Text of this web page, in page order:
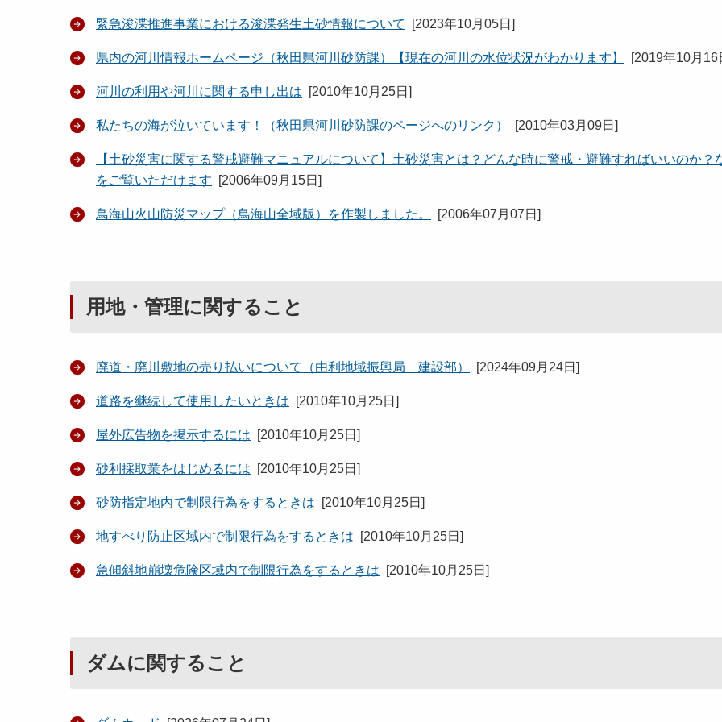
緊急浚渫推進事業における浚渫発生土砂情報について [2023年10月05日 ]
県内の河川情報ホームページ（秋田県河川砂防課）【現在の河川の水位状況がわかります】 [2019年10月16
河川の利用や河川に関する申し出は [2010年10月25日 ]
私たちの海が泣いています！（秋田県河川砂防課のページへのリンク） [2010年03月09日 ]
【土砂災害に関する警戒避難マニュアルについて】土砂災害とは？どんな時に警戒・避難すればいいのか？
をご覧いただけます [2006年09月15日 ]
鳥海山火山防災マップ（鳥海山全域版）を作製しました。 [2006年07月07日 ]
用地・管理に関すること
廃道・廃川敷地の売り払いについて（由利地域振興局 建設部） [2024年09月24日 ]
道路を継続して使用したいときは [2010年10月25日 ]
屋外広告物を掲示するには [2010年10月25日 ]
砂利採取業をはじめるには [2010年10月25日 ]
砂防指定地内で制限行為をするときは [2010年10月25日 ]
地すべり防止区域内で制限行為をするときは [2010年10月25日 ]
急傾斜地崩壊危険区域内で制限行為をするときは [2010年10月25日 ]
ダムに関すること